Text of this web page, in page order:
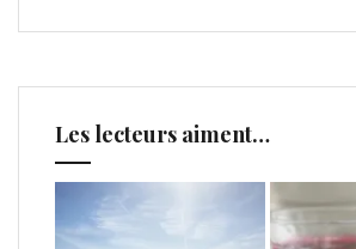
Les lecteurs aiment…